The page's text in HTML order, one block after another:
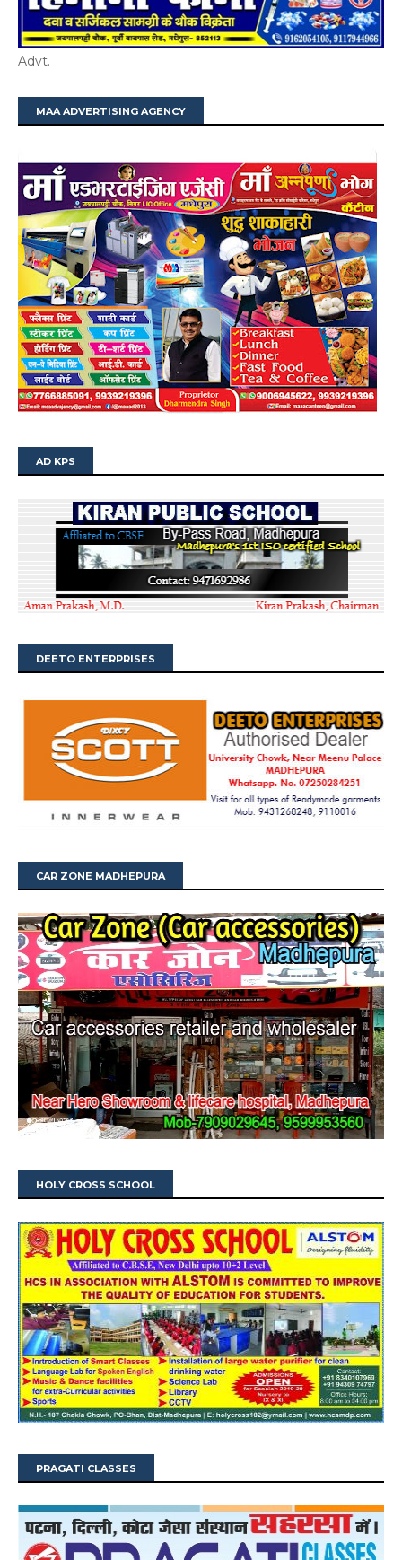
Advt.
MAA ADVERTISING AGENCY
AD KPS
DEETO ENTERPRISES
CAR ZONE MADHEPURA
HOLY CROSS SCHOOL
PRAGATI CLASSES